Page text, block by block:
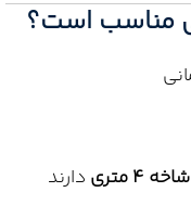
مناسب است؟
دارند